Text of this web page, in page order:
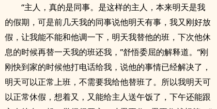
“主人，真的是同事。是这样的主人，本来明天是我
的假期，可是前几天我的同事说他明天有事，我又刚好放
假，让我能不能和他调一下，明天我替他的班，下次他休
息的时候再替一天我的班还我，”舒悟委屈的解释道。“刚
刚快到家的时候他打电话给我，说他的事情已经解决了，
明天可以正常上班，不需要我给他替班了。所以我明天可
以正常休假，想着又，又能给主人送午饭了，下午还能跟